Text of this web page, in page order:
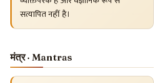
सत्यापित नहीं है।
मंत्र · Mantras